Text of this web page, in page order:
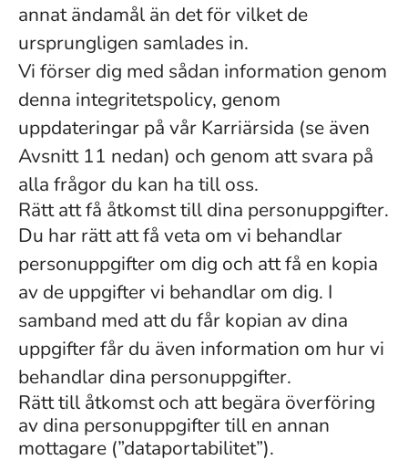
annat ändamål än det för vilket de
ursprungligen samlades in.
Vi förser dig med sådan information genom
denna integritetspolicy, genom
uppdateringar på vår Karriärsida (se även
Avsnitt 11 nedan) och genom att svara på
alla frågor du kan ha till oss.
Rätt att få åtkomst till dina personuppgifter.
Du har rätt att få veta om vi behandlar
personuppgifter om dig och att få en kopia
av de uppgifter vi behandlar om dig. I
samband med att du får kopian av dina
uppgifter får du även information om hur vi
behandlar dina personuppgifter.
Rätt till åtkomst och att begära överföring
av dina personuppgifter till en annan
mottagare (”dataportabilitet”).